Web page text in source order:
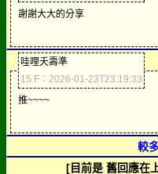
謝謝大大的分享
哇哩夭壽準
15 F：2026-01-23T23:19:33
推~~~~
較
[目前是 舊回應在